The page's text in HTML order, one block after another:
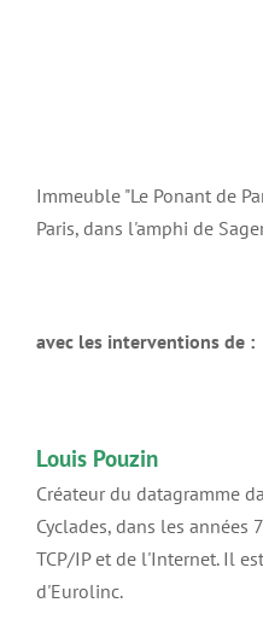
Immeuble "Le Ponant de
Paris, dans l'amphi de
avec les interventions de :
Louis Pouzin
Créateur du datagramme
Cyclades, dans les années
TCP/IP et de l'Internet. Il
d'Eurolinc.